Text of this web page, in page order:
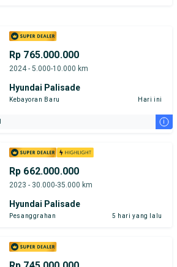
Rp 765.000.000
2024 - 5.000-10.000 km
Hyundai Palisade
Kebayoran Baru Hari ini
i
Rp 662.000.000
2023 - 30.000-35.000 km
Hyundai Palisade
Pesanggrahan 5 hari yang lalu